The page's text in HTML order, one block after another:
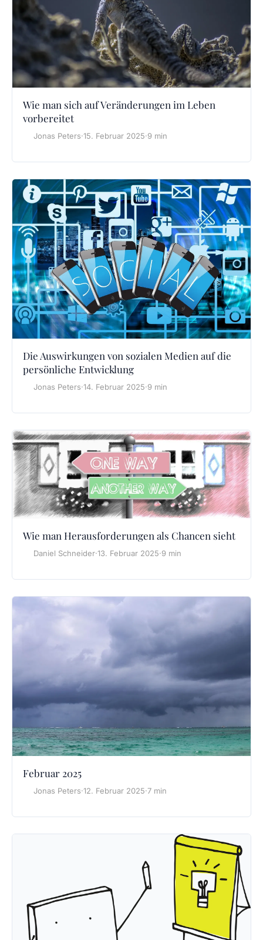
Wie man sich auf Veränderungen im Leben
vorbereitet
Jonas Peters·15. Februar 2025·9 min
Die Auswirkungen von sozialen Medien auf die
persönliche Entwicklung
Jonas Peters·14. Februar 2025·9 min
Wie man Herausforderungen als Chancen sieht
Daniel Schneider·13. Februar 2025·9 min
Februar 2025
Jonas Peters·12. Februar 2025·7 min